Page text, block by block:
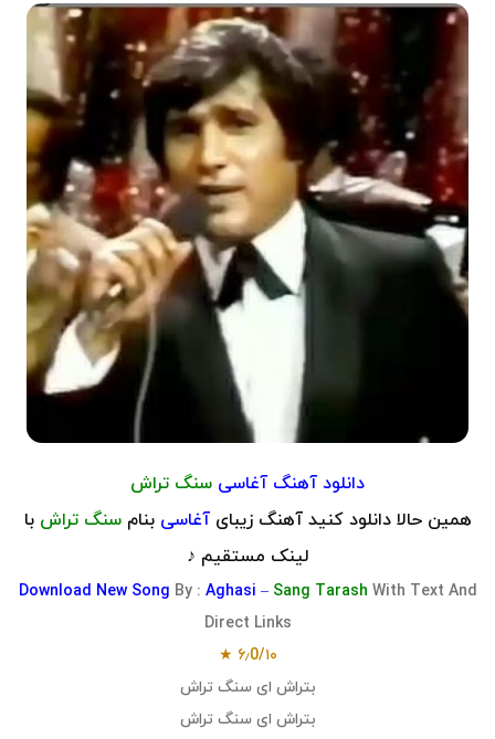
دانلود آهنگ آغاسی سنگ تراش
همین حالا دانلود کنید آهنگ زیبایآغاسیبنامسنگ تراش با
لینک مستقیم ♪
Download New Song By : Aghasi – Sang Tarash With Text And
Direct Links
۶٫0/۱۰ ★
بتراش ای سنگ تراش
بتراش ای سنگ تراش